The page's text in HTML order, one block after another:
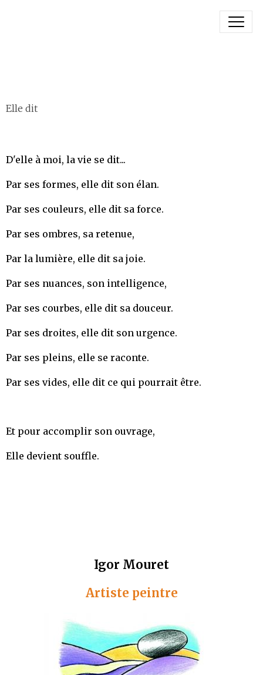
Elle dit
D'elle à moi, la vie se dit...
Par ses formes, elle dit son élan.
Par ses couleurs, elle dit sa force.
Par ses ombres, sa retenue,
Par la lumière, elle dit sa joie.
Par ses nuances, son intelligence,
Par ses courbes, elle dit sa douceur.
Par ses droites, elle dit son urgence.
Par ses pleins, elle se raconte.
Par ses vides, elle dit ce qui pourrait être.
Et pour accomplir son ouvrage,
Elle devient souffle.
Igor Mouret
Artiste peintre